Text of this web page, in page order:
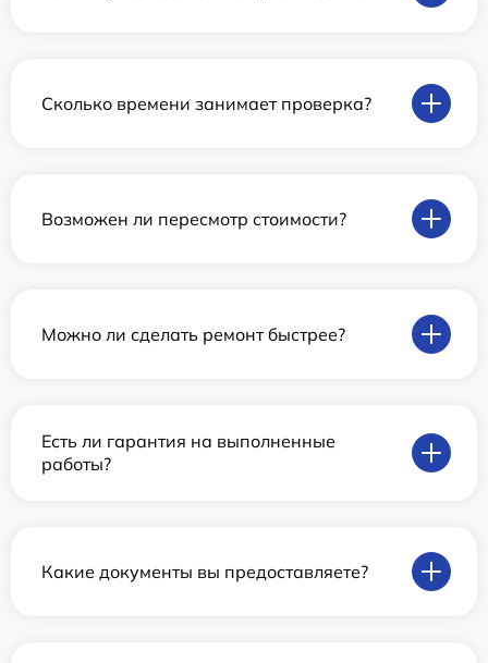
Сколько времени занимает проверка?
Возможен ли пересмотр стоимости?
Можно ли сделать ремонт быстрее?
Есть ли гарантия на выполненные
работы?
Какие документы вы предоставляете?